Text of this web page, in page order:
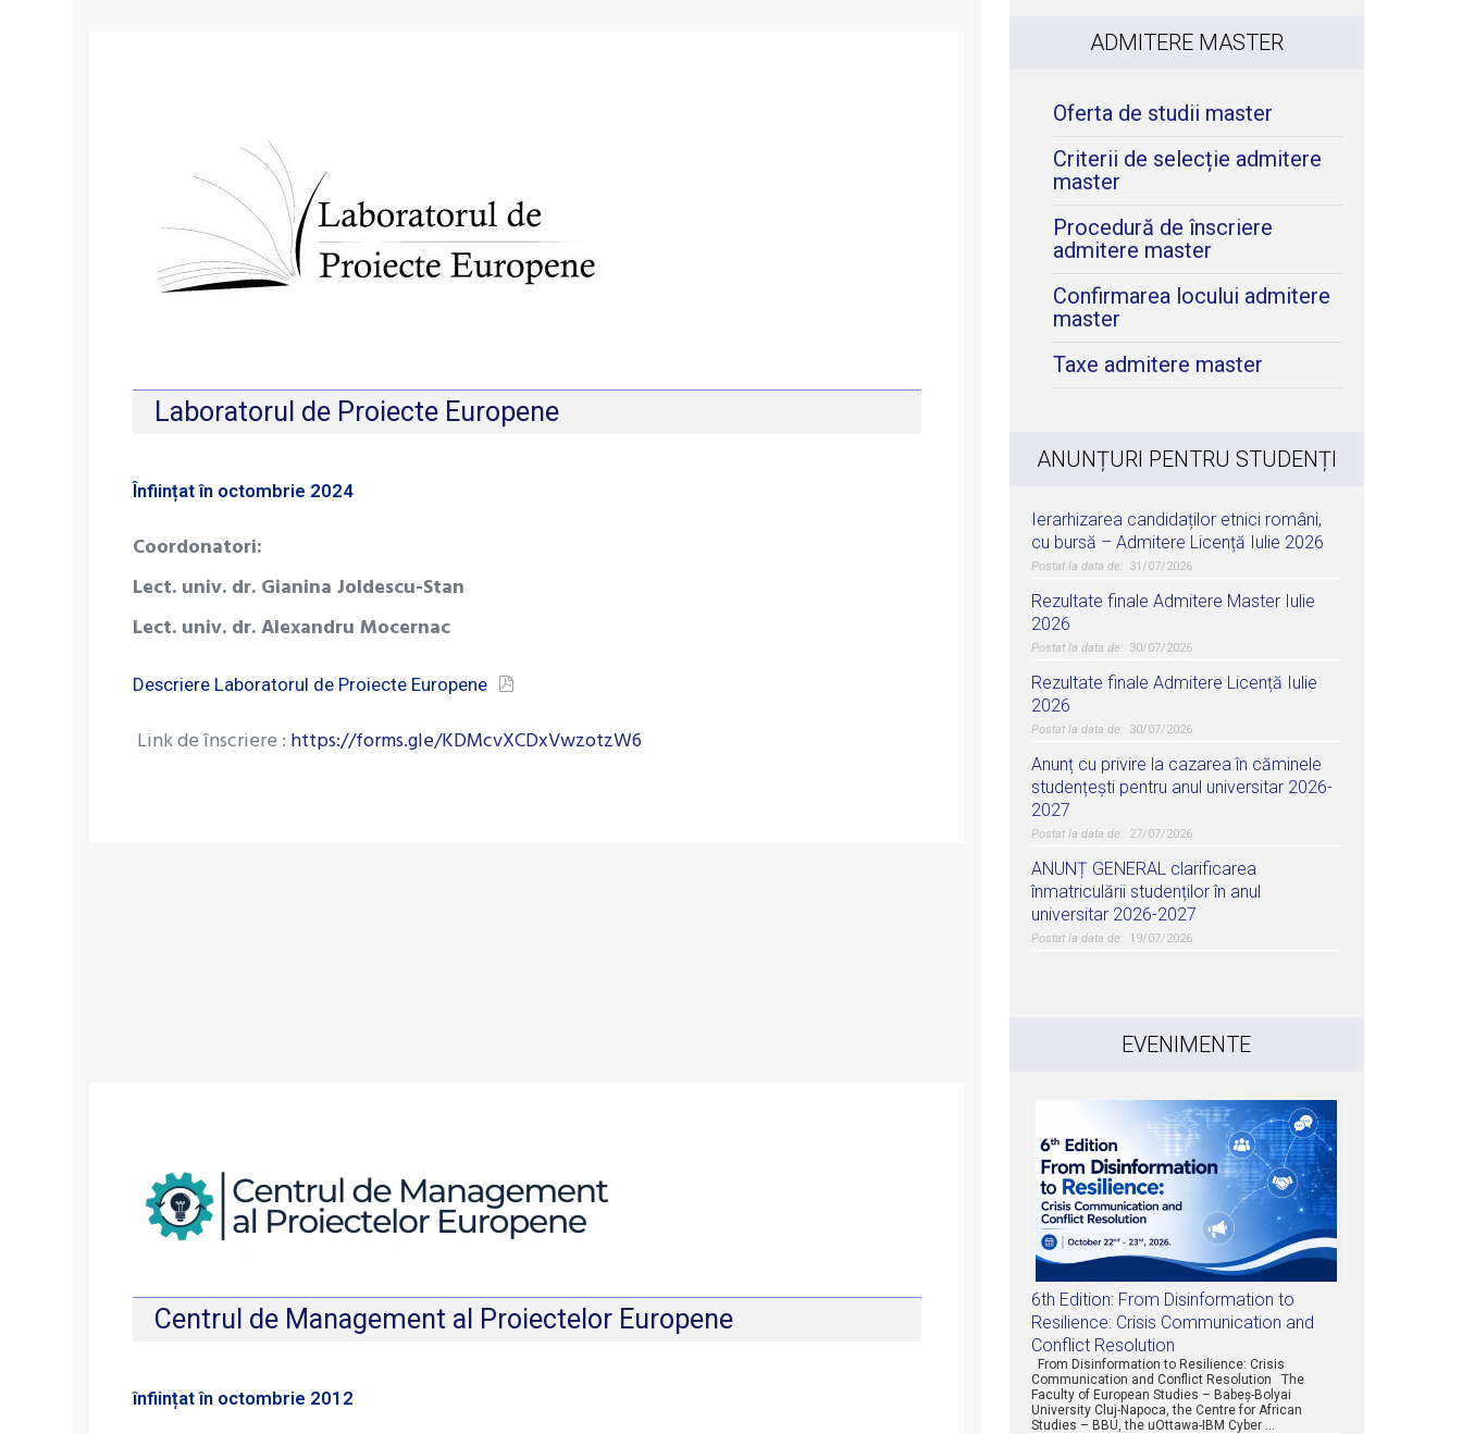
Laboratorul de Proiecte Europene
Înființat în octombrie 2024
Coordonatori:
Lect. univ. dr. Gianina Joldescu-Stan
Lect. univ. dr. Alexandru Mocernac
Descriere Laboratorul de Proiecte Europene
Link de înscriere : https://forms.gle/KDMcvXCDxVwzotzW6
Centrul de Management al Proiectelor Europene
înființat în octombrie 2012
ADMITERE MASTER
Oferta de studii master
Criterii de selecție admitere
master
Procedură de înscriere
admitere master
Confirmarea locului admitere
master
Taxe admitere master
ANUNȚURI PENTRU STUDENȚI
Ierarhizarea candidaților etnici români,
cu bursă – Admitere Licență Iulie 2026
31/07/2026
Rezultate finale Admitere Master Iulie
2026
30/07/2026
Rezultate finale Admitere Licență Iulie
2026
30/07/2026
Anunț cu privire la cazarea în căminele
studențești pentru anul universitar 2026-
2027
27/07/2026
ANUNȚ GENERAL clarificarea
înmatriculării studenților în anul
universitar 2026-2027
19/07/2026
EVENIMENTE
6th Edition: From Disinformation to
Resilience: Crisis Communication and
Conflict Resolution
From Disinformation to Resilience: Crisis
Communication and Conflict Resolution The
Faculty of European Studies – Babeș-Bolyai
University Cluj-Napoca, the Centre for African
Studies – BBU, the uOttawa-IBM Cyber …